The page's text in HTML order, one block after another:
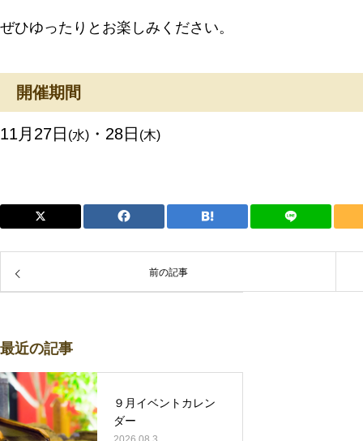
ぜひゆったりとお楽しみください。
開催期間
11月27日 (水) ・28日 (木)
前の記事
最近の記事
９月イベントカレン
ダー